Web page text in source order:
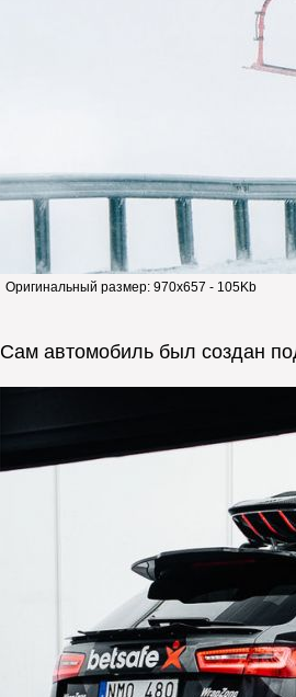
Оригинальный размер: 970x657 - 105Kb
Сам автомобиль был создан